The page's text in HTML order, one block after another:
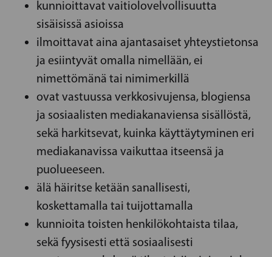
kunnioittavat vaitiolovelvollisuutta
sisäisissä asioissa
ilmoittavat aina ajantasaiset yhteystietonsa
ja esiintyvät omalla nimellään, ei
nimettömänä tai nimimerkillä
ovat vastuussa verkkosivujensa, blogiensa
ja sosiaalisten mediakanaviensa sisällöstä,
sekä harkitsevat, kuinka käyttäytyminen eri
mediakanavissa vaikuttaa itseensä ja
puolueeseen.
älä häiritse ketään sanallisesti,
koskettamalla tai tuijottamalla
kunnioita toisten henkilökohtaista tilaa,
sekä fyysisesti että sosiaalisesti